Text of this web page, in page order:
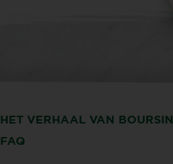
HET VERHAAL VAN BOURSIN
FAQ